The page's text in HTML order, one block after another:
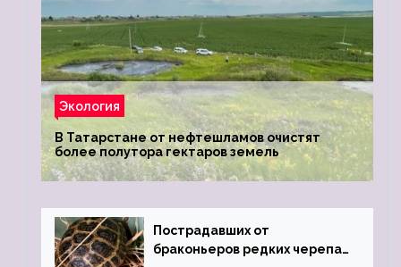
Экология
В Татарстане от нефтешламов очистят
более полутора гектаров земель
Пострадавших от
браконьеров редких черепах